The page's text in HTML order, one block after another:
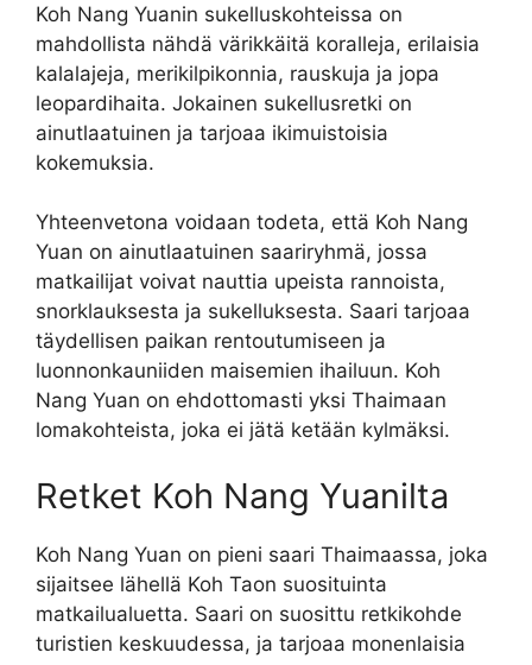
Koh Nang Yuanin sukelluskohteissa on
mahdollista nähdä värikkäitä koralleja, erilaisia
kalalajeja, merikilpikonnia, rauskuja ja jopa
leopardihaita. Jokainen sukellusretki on
ainutlaatuinen ja tarjoaa ikimuistoisia
kokemuksia.
Yhteenvetona voidaan todeta, että Koh Nang
Yuan on ainutlaatuinen saariryhmä, jossa
matkailijat voivat nauttia upeista rannoista,
snorklauksesta ja sukelluksesta. Saari tarjoaa
täydellisen paikan rentoutumiseen ja
luonnonkauniiden maisemien ihailuun. Koh
Nang Yuan on ehdottomasti yksi Thaimaan
lomakohteista, joka ei jätä ketään kylmäksi.
Retket Koh Nang Yuanilta
Koh Nang Yuan on pieni saari Thaimaassa, joka
sijaitsee lähellä Koh Taon suosituinta
matkailualuetta. Saari on suosittu retkikohde
turistien keskuudessa, ja tarjoaa monenlaisia